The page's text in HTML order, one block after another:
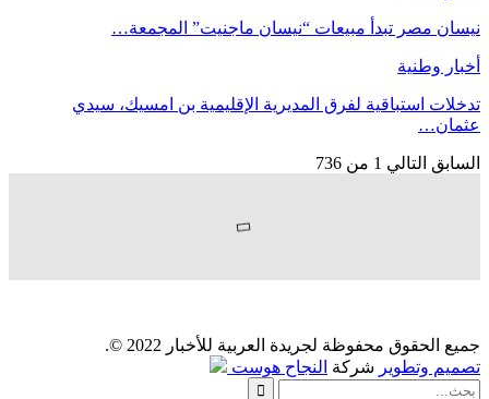
نيسان مصر تبدأ مبيعات “نيسان ماجنيت” المجمعة…
أخبار وطنية
تدخلات استباقية لفرق المديرية الإقليمية بن امسيك، سيدي
عثمان…
السابق التالي 1 من 736
جميع الحقوق محفوظة لجريدة العربية للأخبار 2022 ©.
تصميم وتطوير شركة النجاح هوست